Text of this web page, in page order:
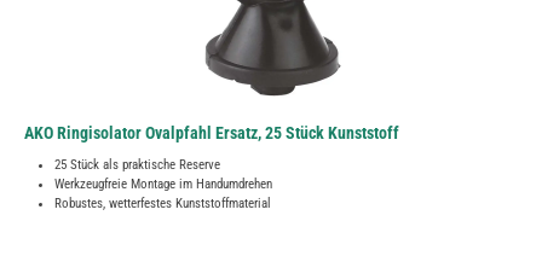
AKO Ringisolator Ovalpfahl Ersatz, 25 Stück Kunststoff
25 Stück als praktische Reserve
Werkzeugfreie Montage im Handumdrehen
Robustes, wetterfestes Kunststoffmaterial